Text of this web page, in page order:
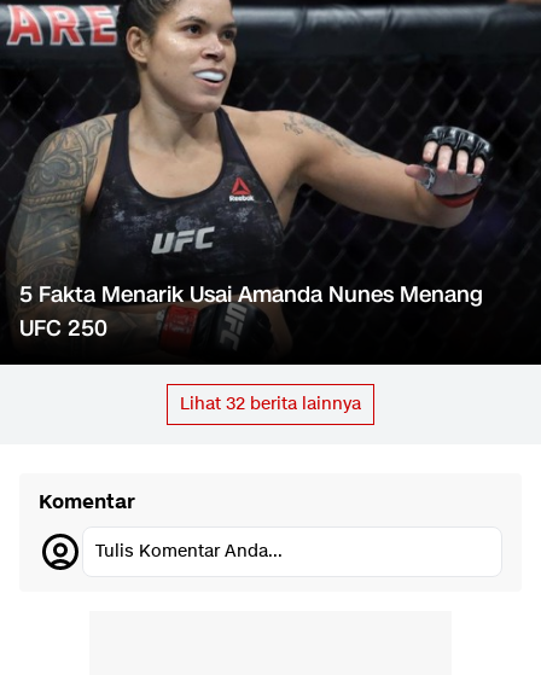
5 Fakta Menarik Usai Amanda Nunes Menang
UFC 250
Lihat 32 berita lainnya
Komentar
Tulis Komentar Anda...